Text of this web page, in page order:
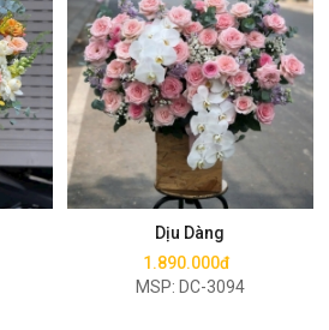
Dịu Dàng
1.890.000đ
MSP: DC-3094
Mua ngay